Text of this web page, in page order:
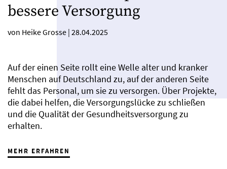
bessere Versorgung
von Heike Grosse | 28.04.2025
Auf der einen Seite rollt eine Welle alter und kranker
Menschen auf Deutschland zu, auf der anderen Seite
fehlt das Personal, um sie zu versorgen. Über Projekte,
die dabei helfen, die Versorgungslücke zu schließen
und die Qualität der Gesundheitsversorgung zu
erhalten.
MEHR ERFAHREN